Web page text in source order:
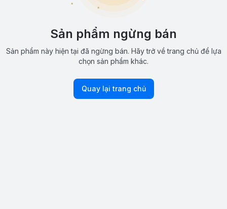
Sản phẩm ngừng bán
Sản phẩm này hiện tại đã ngừng bán. Hãy trở về trang chủ để lựa
chọn sản phẩm khác.
Quay lại trang chủ